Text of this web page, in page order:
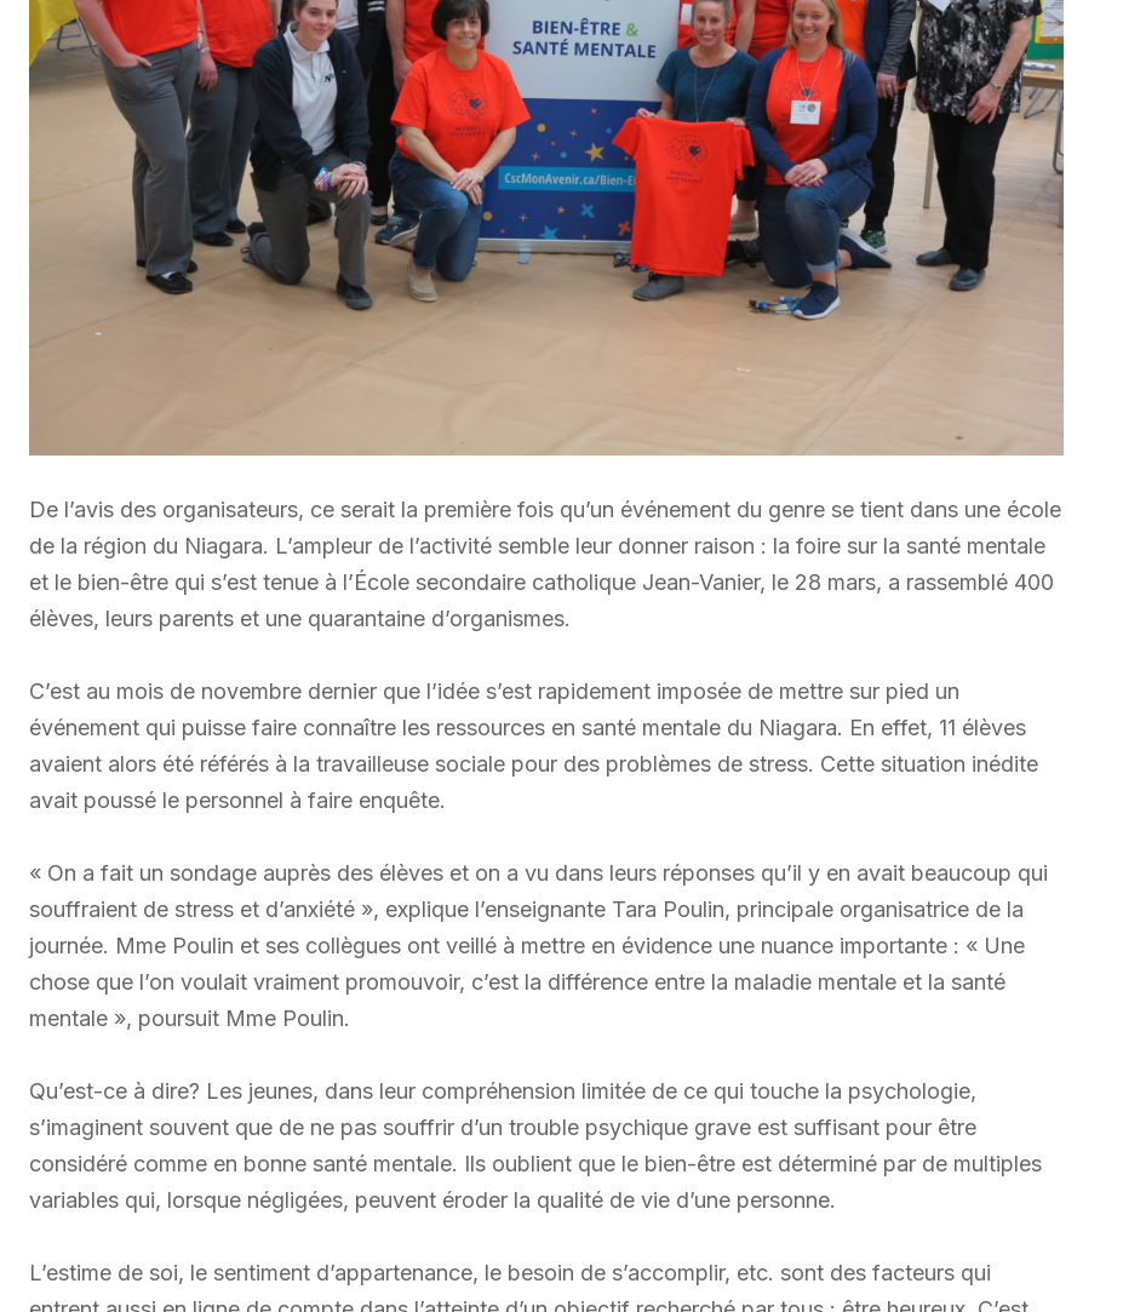
De l’avis des organisateurs, ce serait la première fois qu’un événement du genre se tient dans une école
de la région du Niagara. L’ampleur de l’activité semble leur donner raison : la foire sur la santé mentale
et le bien-être qui s’est tenue à l’École secondaire catholique Jean-Vanier, le 28 mars, a rassemblé 400
élèves, leurs parents et une quarantaine d’organismes.
C’est au mois de novembre dernier que l’idée s’est rapidement imposée de mettre sur pied un
événement qui puisse faire connaître les ressources en santé mentale du Niagara. En effet, 11 élèves
avaient alors été référés à la travailleuse sociale pour des problèmes de stress. Cette situation inédite
avait poussé le personnel à faire enquête.
« On a fait un sondage auprès des élèves et on a vu dans leurs réponses qu’il y en avait beaucoup qui
souffraient de stress et d’anxiété », explique l’enseignante Tara Poulin, principale organisatrice de la
journée. Mme Poulin et ses collègues ont veillé à mettre en évidence une nuance importante : « Une
chose que l’on voulait vraiment promouvoir, c’est la différence entre la maladie mentale et la santé
mentale », poursuit Mme Poulin.
Qu’est-ce à dire? Les jeunes, dans leur compréhension limitée de ce qui touche la psychologie,
s’imaginent souvent que de ne pas souffrir d’un trouble psychique grave est suffisant pour être
considéré comme en bonne santé mentale. Ils oublient que le bien-être est déterminé par de multiples
variables qui, lorsque négligées, peuvent éroder la qualité de vie d’une personne.
L’estime de soi, le sentiment d’appartenance, le besoin de s’accomplir, etc. sont des facteurs qui